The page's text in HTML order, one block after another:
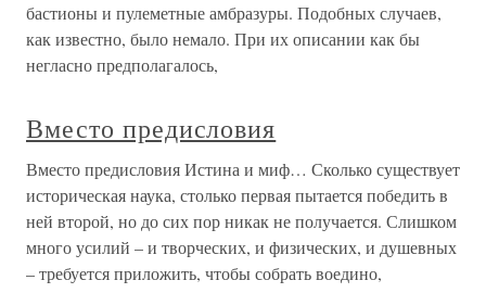
бастионы и пулеметные амбразуры. Подобных случаев,
как известно, было немало. При их описании как бы
негласно предполагалось,
Вместо предисловия
Вместо предисловия Истина и миф… Сколько существует
историческая наука, столько первая пытается победить в
ней второй, но до сих пор никак не получается. Слишком
много усилий – и творческих, и физических, и душевных
– требуется приложить, чтобы собрать воедино,